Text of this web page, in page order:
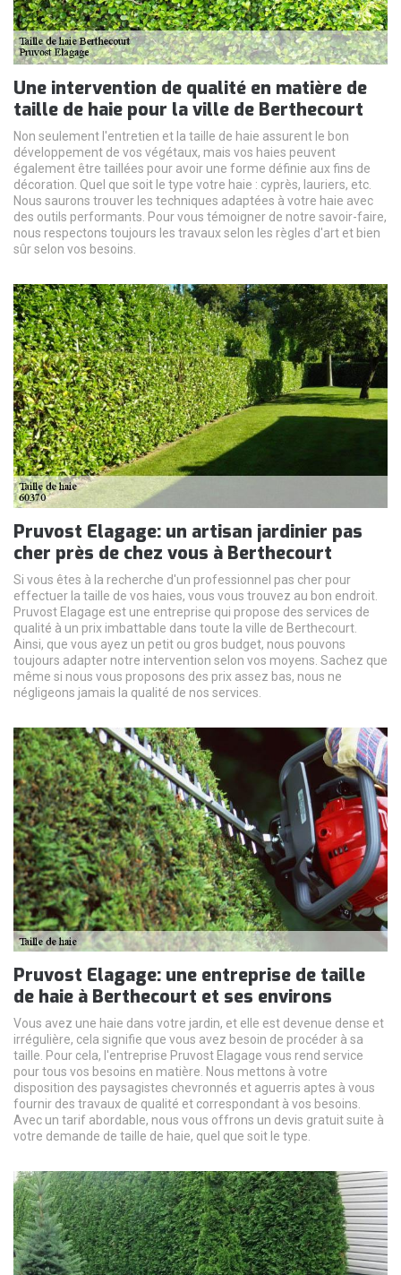
Une intervention de qualité en matière de
taille de haie pour la ville de Berthecourt
Non seulement l'entretien et la taille de haie assurent le bon
développement de vos végétaux, mais vos haies peuvent
également être taillées pour avoir une forme définie aux fins de
décoration. Quel que soit le type votre haie : cyprès, lauriers, etc.
Nous saurons trouver les techniques adaptées à votre haie avec
des outils performants. Pour vous témoigner de notre savoir-faire,
nous respectons toujours les travaux selon les règles d'art et bien
sûr selon vos besoins.
Pruvost Elagage: un artisan jardinier pas
cher près de chez vous à Berthecourt
Si vous êtes à la recherche d'un professionnel pas cher pour
effectuer la taille de vos haies, vous vous trouvez au bon endroit.
Pruvost Elagage est une entreprise qui propose des services de
qualité à un prix imbattable dans toute la ville de Berthecourt.
Ainsi, que vous ayez un petit ou gros budget, nous pouvons
toujours adapter notre intervention selon vos moyens. Sachez que
même si nous vous proposons des prix assez bas, nous ne
négligeons jamais la qualité de nos services.
Pruvost Elagage: une entreprise de taille
de haie à Berthecourt et ses environs
Vous avez une haie dans votre jardin, et elle est devenue dense et
irrégulière, cela signifie que vous avez besoin de procéder à sa
taille. Pour cela, l'entreprise Pruvost Elagage vous rend service
pour tous vos besoins en matière. Nous mettons à votre
disposition des paysagistes chevronnés et aguerris aptes à vous
fournir des travaux de qualité et correspondant à vos besoins.
Avec un tarif abordable, nous vous offrons un devis gratuit suite à
votre demande de taille de haie, quel que soit le type.